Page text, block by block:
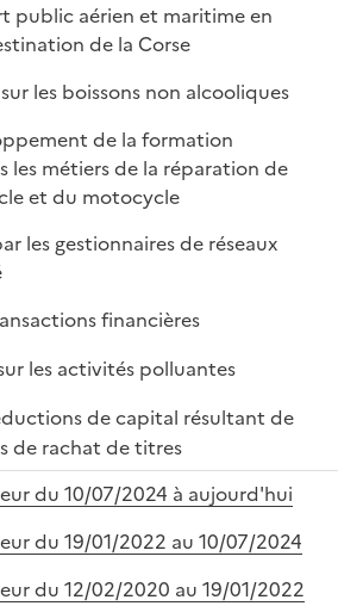
public aérien et maritime en
de la Corse
les boissons non alcooliques
de la formation
les métiers de la réparation de
et du motocycle
les gestionnaires de réseaux
financières
les activités polluantes
de capital résultant de
de rachat de titres
du 10/07/2024 à aujourd'hui
du 19/01/2022 au 10/07/2024
du 12/02/2020 au 19/01/2022